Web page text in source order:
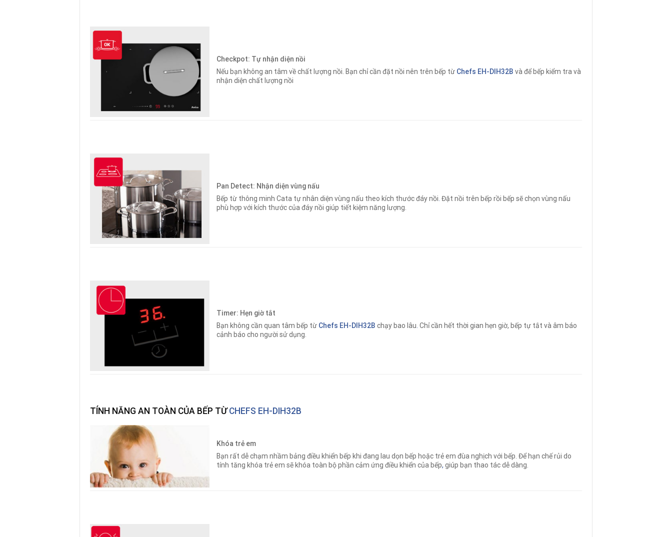
Checkpot: Tự nhận diện nồi
Nếu bạn không an tâm về chất lượng nồi. Bạn chỉ cần đặt nồi nên trên bếp từ Chefs EH-DIH32B và để bếp kiểm tra và
nhận diện chất lượng nồi
Pan Detect: Nhận diện vùng nấu
Bếp từ thông minh Cata tự nhân diện vùng nấu theo kích thước đáy nồi Đặt nồi trên bếp rồi bếp sẽ chọn vùng nấu
phù hợp với kích thước của đáy nồi giúp tiết kiệm năng lượng.
Timer: Hẹn giờ tắt
Bạn không cần quan tâm bếp từ Chefs EH-DIH32B chạy bao lâu Chỉ cần hết thời gian hẹn giờ, bếp tự tắt và âm báo
cảnh báo cho người sử dụng.
TÍNH NĂNG AN TOÀN CỦA BẾP TỪCHEFS EH-DIH32B
Khóa trẻ em
Bạn rất dễ chạm nhầm bảng điều khiển bếp khi đang lau dọn bếp hoặc trẻ em đùa nghịch với bếp. Để hạn chế rủi do
tính tăng khóa trẻ em sẽ khóa toàn bộ phần cảm ứng điều khiển của bếp, giúp bạn thao tác dễ dàng.